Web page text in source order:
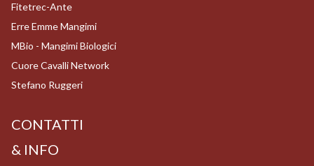
Fitetrec-Ante
Erre Emme Mangimi
MBio - Mangimi Biologici
Cuore Cavalli Network
Stefano Ruggeri
CONTATTI
& INFO